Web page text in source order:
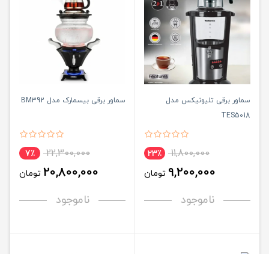
سماور برقی تلیونیکس مدل
TES5018
11,800,000 23٪
9,200,000 تومان
ناموجود
سماور برقی بیسمارک مدل BM392
22,300,000 7٪
20,800,000 تومان
ناموجود